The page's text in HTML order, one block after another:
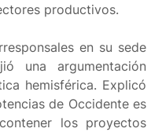
productivos.
en su sede
una argumentación
hemisférica. Explicó
de Occidente es
los proyectos